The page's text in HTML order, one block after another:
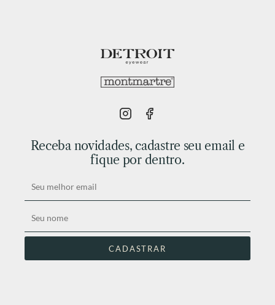
Receba novidades, cadastre seu email e
fique por dentro.